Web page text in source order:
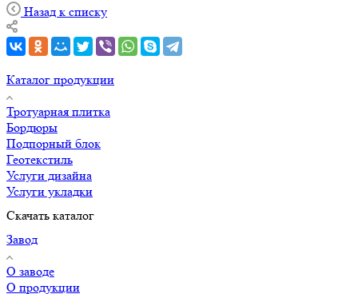
Назад к списку
Каталог продукции
Тротуарная плитка
Бордюры
Подпорный блок
Геотекстиль
Услуги дизайна
Услуги укладки
Скачать каталог
Завод
О заводе
О продукции